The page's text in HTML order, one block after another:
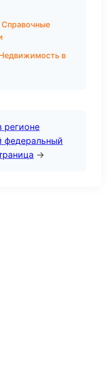
в
регионе
федеральный
→